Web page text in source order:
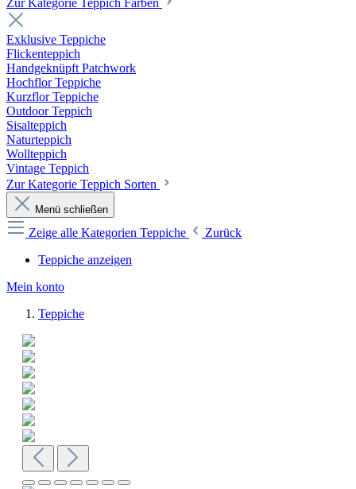
Zur Kategorie Teppich Farben
Exklusive Teppiche
Flickenteppich
Handgeknüpft Patchwork
Hochflor Teppiche
Kurzflor Teppiche
Outdoor Teppich
Sisalteppich
Naturteppich
Wollteppich
Vintage Teppich
Zur Kategorie Teppich Sorten
Menü schließen
Zeige alle Kategorien Teppiche
Zurück
Teppiche anzeigen
Mein konto
Teppiche